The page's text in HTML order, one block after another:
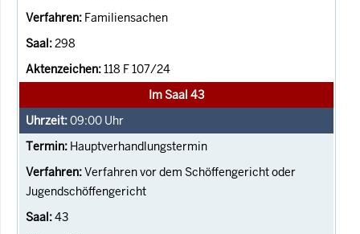
Familiensachen
298
118 F 107/24
Im Saal 43
09:00 Uhr
Hauptverhandlungstermin
Verfahren vor dem Schöffengericht oder
Jugendschöffengericht
43